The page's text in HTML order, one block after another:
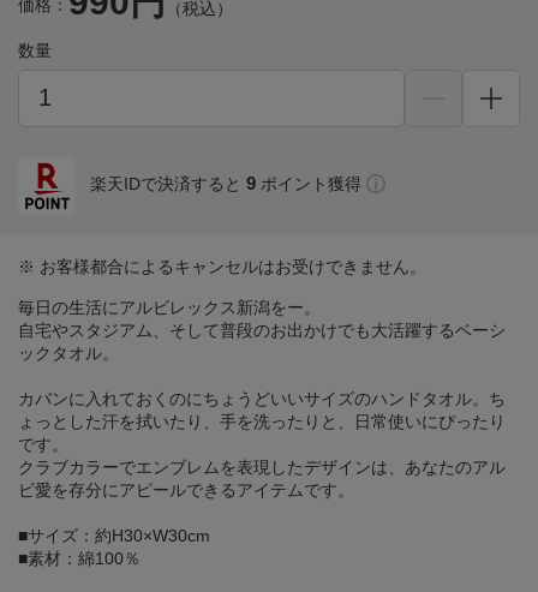
価格： （税込）
数量
楽天IDで決済すると 9 ポイント獲得
※ お客様都合によるキャンセルはお受けできません。
毎日の生活にアルビレックス新潟をー。
自宅やスタジアム、そして普段のお出かけでも大活躍するベーシ
ックタオル。
カバンに入れておくのにちょうどいいサイズのハンドタオル。ち
ょっとした汗を拭いたり、手を洗ったりと、日常使いにぴったり
です。
クラブカラーでエンブレムを表現したデザインは、あなたのアル
ビ愛を存分にアピールできるアイテムです。
■サイズ：約H30×W30cm
■素材：綿100％